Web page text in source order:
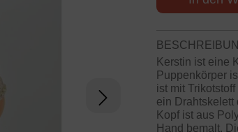
Kerstin ist eine
Puppenkörper
ist mit
ein Drahtskelett
Kopf ist aus
Hand bemalt.